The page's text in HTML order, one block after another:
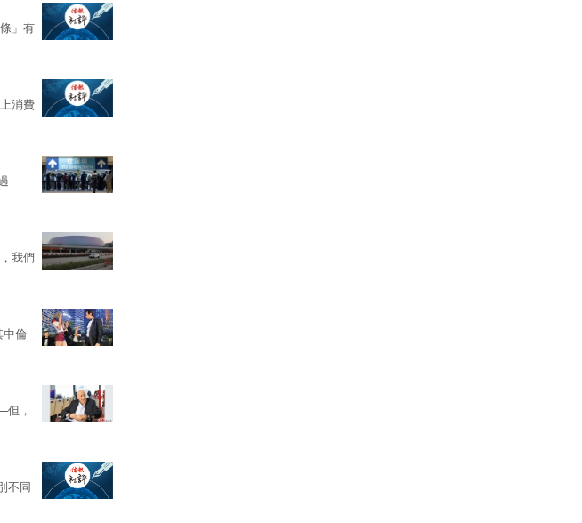
」有
消費
我們
中倫
但，
不同